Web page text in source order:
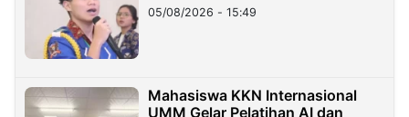
05/08/2026 - 15:49
Mahasiswa KKN Internasional
UMM Gelar Pelatihan AI dan